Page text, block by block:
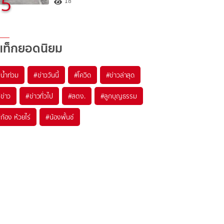
ท็กยอดนิยม
น้ำท่วม #ข่าววันนี้ #โควิด #ข่าวล่าสุด
ข่าว #ข่าวทั่วไป #สตง. #ลูกบุญธรรม
ก้อง ห้วยไร่ #น้องพั้นช์